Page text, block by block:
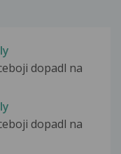
dopadl na
dopadl na